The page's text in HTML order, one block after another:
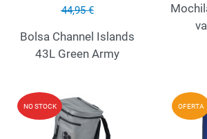
44,95 €
Bolsa Channel Islands
43L Green Army
NO STOCK Add toOFERTA